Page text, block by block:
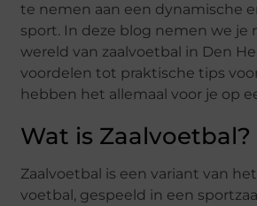
te nemen aan een dynamische
sport. In deze blog nemen we je
wereld van zaalvoetbal in Den
voordelen tot praktische tips
hebben het allemaal voor je op
Wat is Zaalvoetbal?
Zaalvoetbal is een variant van
voetbal, gespeeld in een